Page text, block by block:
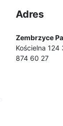
Adres
Zembrzyce
Kościelna
874 60 27